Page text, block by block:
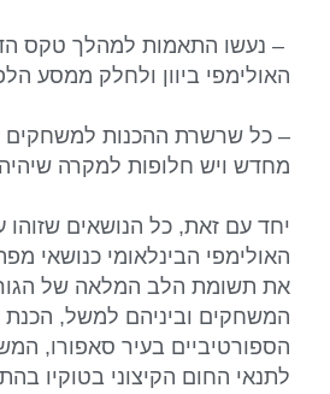
– נעשו התאמות למהלך טקס
האולימפי ביוון ולחלק ממסע
– כל שרשרת ההכנות למשחקים
מחדש ויש חלופות למקרה שיהיה
יחד עם זאת, כל הנושאים שזוהו
האולימפי הבינלאומי כנושאי
את תשומת הלב המלאה של
המשחקים וביניהם למשל, הכנת
הספורטיביים בעיר סאפורו,
לתנאי החום הקיצוני בטוקיו